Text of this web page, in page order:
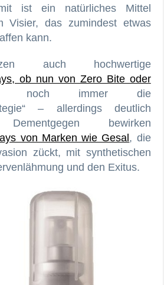
ist ein natürliches Mittel
Visier, das zumindest etwas
kann.
auch hochwertige
ob nun von Zero Bite oder
noch immer die
– allerdings deutlich
Dementgegen bewirken
von Marken wie Gesal, die
zückt, mit synthetischen
und den Exitus.